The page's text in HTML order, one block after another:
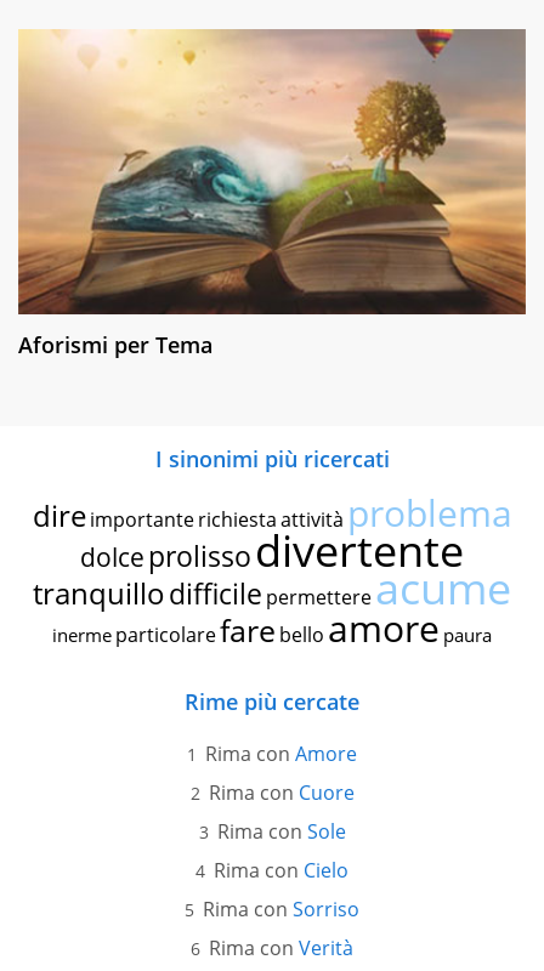
Aforismi per Tema
I sinonimi più ricercati
dire importante richiestaattività problema
dolce prolissodivertente
tranquillodifficile permettereacume
inerme particolarefare bello amore paura
Rime più cercate
Rima con Amore
Rima con Cuore
Rima con Sole
Rima con Cielo
Rima con Sorriso
Rima con Verità